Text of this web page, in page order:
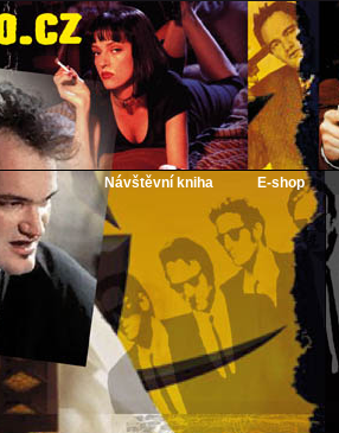
Návštěvní kniha E-shop